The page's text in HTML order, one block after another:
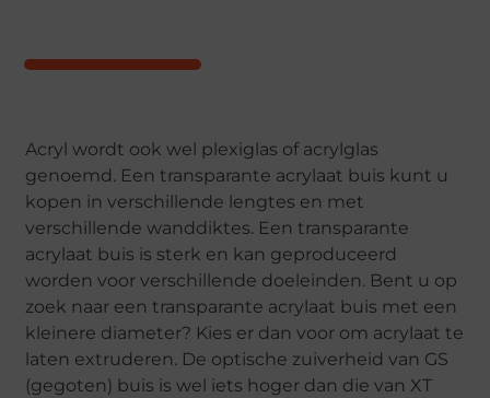
Acryl wordt ook wel plexiglas of acrylglas
genoemd. Een transparante acrylaat buis kunt u
kopen in verschillende lengtes en met
verschillende wanddiktes. Een transparante
acrylaat buis is sterk en kan geproduceerd
worden voor verschillende doeleinden. Bent u op
zoek naar een transparante acrylaat buis met een
kleinere diameter? Kies er dan voor om acrylaat te
laten extruderen. De optische zuiverheid van GS
(gegoten) buis is wel iets hoger dan die van XT